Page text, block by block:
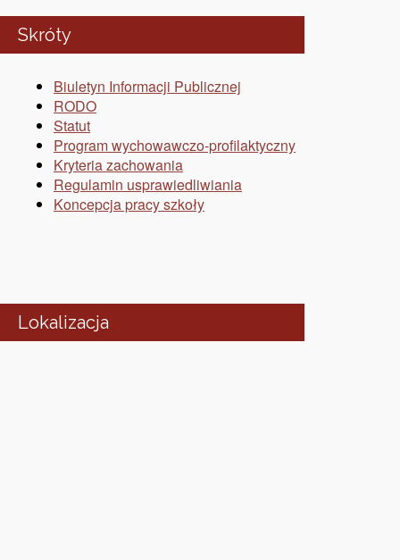
Skróty
Biuletyn Informacji Publicznej
RODO
Statut
Program wychowawczo-profilaktyczny
Kryteria zachowania
Regulamin usprawiedliwiania
Koncepcja pracy szkoły
Lokalizacja